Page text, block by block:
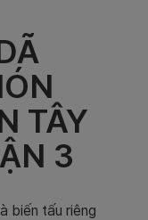
TÂY
3
biến tấu riêng